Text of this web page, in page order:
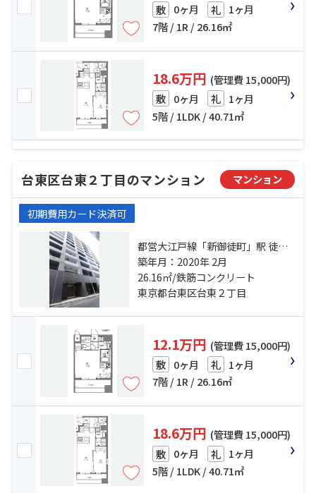
敷 0ヶ月 礼 1ヶ月
7階 / 1R / 26.16㎡
18.6万円 (管理費 15,000円)
敷 0ヶ月 礼 1ヶ月
5階 / 1LDK / 40.71㎡
台東区台東２丁目のマンション マンション
初期費用カード決済可
都営大江戸線「新御徒町」駅 徒歩7
分 日比谷線「仲御徒町」駅 徒歩7分
山手線「秋葉原」駅 徒歩14分
築年月：2020年 2月
26.16㎡/鉄筋コンクリート
東京都台東区台東２丁目
12.1万円 (管理費 15,000円)
敷 0ヶ月 礼 1ヶ月
7階 / 1R / 26.16㎡
18.6万円 (管理費 15,000円)
敷 0ヶ月 礼 1ヶ月
5階 / 1LDK / 40.71㎡